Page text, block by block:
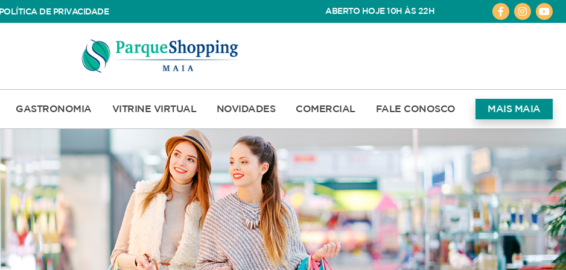
POLÍTICA DE PRIVACIDADE ABERTO HOJE 10H ÀS 22H
GASTRONOMIA VITRINE VIRTUAL NOVIDADES COMERCIAL FALE CONOSCO MAIS MAIA